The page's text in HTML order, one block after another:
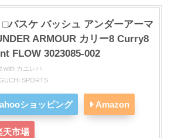
スケ バッシュ アンダーアーマ
ARMOUR カリー8 Curry8
FLOW 3023085-002
with カエレバ
SPORTS
ショッピング Amazon
天市場